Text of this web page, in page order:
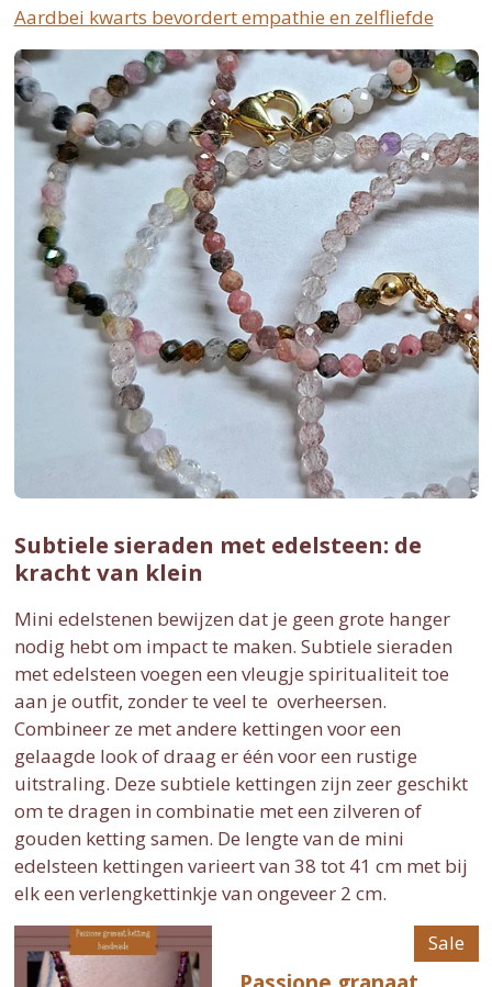
Aardbei kwarts bevordert empathie en zelfliefde
Subtiele sieraden met edelsteen: de
kracht van klein
Mini edelstenen bewijzen dat je geen grote hanger
nodig hebt om impact te maken. Subtiele sieraden
met edelsteen voegen een vleugje spiritualiteit toe
aan je outfit, zonder te veel te overheersen.
Combineer ze met andere kettingen voor een
gelaagde look of draag er één voor een rustige
uitstraling. Deze subtiele kettingen zijn zeer geschikt
om te dragen in combinatie met een zilveren of
gouden ketting samen. De lengte van de mini
edelsteen kettingen varieert van 38 tot 41 cm met bij
elk een verlengkettinkje van ongeveer 2 cm.
Sale